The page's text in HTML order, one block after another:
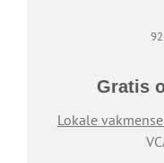
Gratis
Lokale